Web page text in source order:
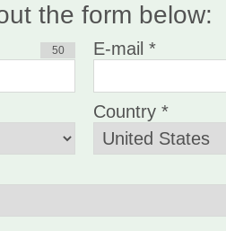
the form below:
50 E-mail *
Country *